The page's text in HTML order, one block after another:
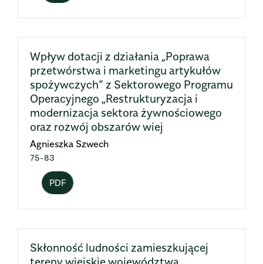
Wpływ dotacji z działania „Poprawa
przetwórstwa i marketingu artykułów
spożywczych” z Sektorowego Programu
Operacyjnego „Restrukturyzacja i
modernizacja sektora żywnościowego
oraz rozwój obszarów wiej
Agnieszka Szwech
75-83
PDF
Skłonność ludności zamieszkującej